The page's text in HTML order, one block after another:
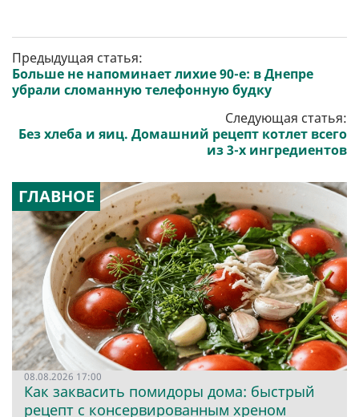
Предыдущая статья:
Больше не напоминает лихие 90-е: в Днепре
убрали сломанную телефонную будку
Следующая статья:
Без хлеба и яиц. Домашний рецепт котлет всего
из 3-х ингредиентов
ГЛАВНОЕ
08.08.2026 17:00
Как заквасить помидоры дома: быстрый
рецепт с консервированным хреном